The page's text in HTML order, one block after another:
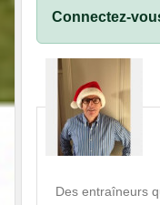
Connectez-
Des entraîneurs